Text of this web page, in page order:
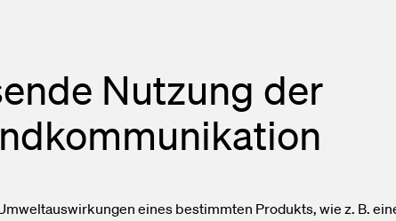
Nutzung der
eines bestimmten Produkts, wie z. B.